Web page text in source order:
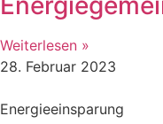
Weiterlesen »
28. Februar 2023
Energieeinsparung